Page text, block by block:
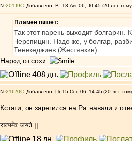
№20109 Добавлено: Вс 13 Авг 06, 00:45 (20 лет
Пламен пишет:
Так этот парень выходит болгарин.
Черепицин. Надо же, у болгар,
Тенекеджиев (Жестянкин)...
Народ от сохи.
№21620 Добавлено: Пт 15 Сен 06, 14:45 (20 лет
Кстати, он зарегился на Ратнавали и
सत्यमेव जयते ||